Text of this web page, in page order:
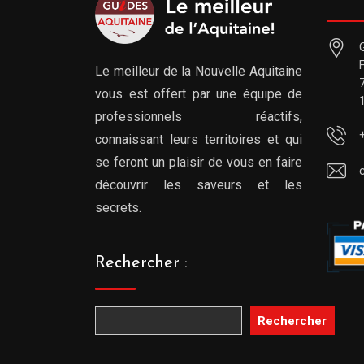
Le meilleur de la Nouvelle Aquitaine
vous est offert par une équipe de
professionnels réactifs,
connaissant leurs territoires et qui
se feront un plaisir de vous en faire
découvrir les saveurs et les
secrets.
Rechercher :
Rechercher